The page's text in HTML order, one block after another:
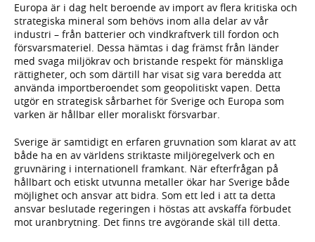
Europa är i dag helt beroende av import av flera kritiska och
strategiska mineral som behövs inom alla delar av vår
industri – från batterier och vindkraftverk till fordon och
försvarsmateriel. Dessa hämtas i dag främst från länder
med svaga miljökrav och bristande respekt för mänskliga
rättigheter, och som därtill har visat sig vara beredda att
använda importberoendet som geopolitiskt vapen. Detta
utgör en strategisk sårbarhet för Sverige och Europa som
varken är hållbar eller moraliskt försvarbar.
Sverige är samtidigt en erfaren gruvnation som klarat av att
både ha en av världens striktaste miljöregelverk och en
gruvnäring i internationell framkant. När efterfrågan på
hållbart och etiskt utvunna metaller ökar har Sverige både
möjlighet och ansvar att bidra. Som ett led i att ta detta
ansvar beslutade regeringen i höstas att avskaffa förbudet
mot uranbrytning. Det finns tre avgörande skäl till detta.